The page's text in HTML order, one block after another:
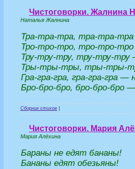
Чистоговорки. Жалнина
Наталья Жалнина
Тра-тра-тра, тра-тра-
Тро-тро-тро, тро-тро-
Тру-тру-тру, тру-тру-
Тры-тры-тры, тры-тры-
Гра-гра-гра, гра-гра-гра —
Бро-бро-бро, бро-бро-бро
Сборник стихов
Чистоговорки. Мария
Мария Алёхина
Бараны не едят бананы!
Бананы едят обезьяны!